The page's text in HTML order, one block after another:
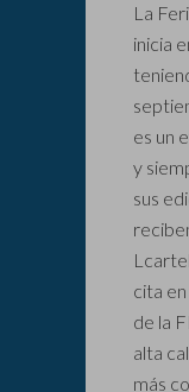
La
inicia
es un
y
sus
cita
de la
alta
más